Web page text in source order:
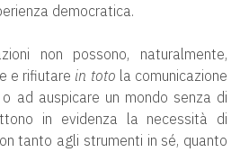
democratica.
non possono, naturalmente,
e rifiutare in toto la comunicazione
ad auspicare un mondo senza di
in evidenza la necessità di
tanto agli strumenti in sé, quanto